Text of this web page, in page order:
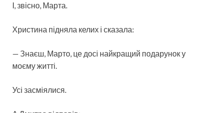
І, звісно, Марта.
Христина підняла келих і сказала:
— Знаєш, Марто, це досі найкращий подарунок у
моєму житті.
Усі засміялися.